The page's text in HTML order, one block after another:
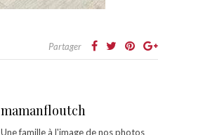
Partager
mamanfloutch
Une famille à l'image de nos photos